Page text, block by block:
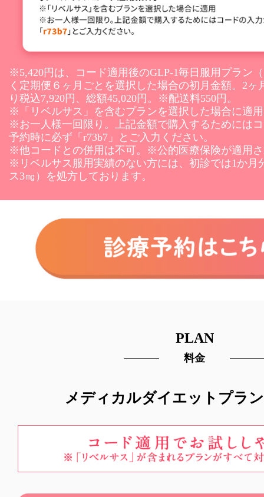
※5,420円は、コード適用後のGLP-1毎日服用プラン
く定期便６ヶ月ごとを選択した場合の初月金額。2ヶ
り税込7,920円、総額45,020円。※配送料550円。
※「リベルサス」を含むプランを選択した場合に適
※お一人様一回限り。上記金額で購入するためには
予約時に必ず「r73b7」とご入力ください。
※他コードとの併用は不可。※公的医療保険が適用
※リベルサス服用実績のない方には、初診では1か月
ス3㎎）を処方しております。
PLAN
料金
メディカルダイエットプラ